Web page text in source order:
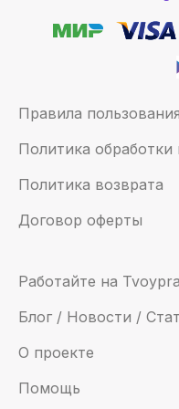
Правила
Политика
Политика возврата
Договор оферты
Работайте на
Блог / Новости /
О проекте
Помощь